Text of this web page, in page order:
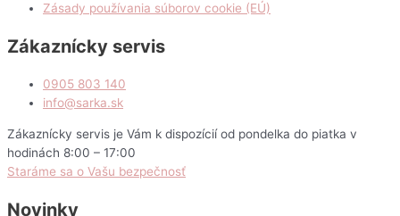
Zásady používania súborov cookie (EÚ)
Zákaznícky servis
0905 803 140
info@sarka.sk
Zákaznícky servis je Vám k dispozícií od pondelka do piatka v
hodinách 8:00 – 17:00
Staráme sa o Vašu bezpečnosť
Novinky